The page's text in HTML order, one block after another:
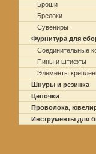
Броши
Брелоки
Сувениры
Фурнитура для
Соединительные
Пины и штифты
Элементы
Шнуры и резинка
Цепочки
Проволока,
Инструменты для